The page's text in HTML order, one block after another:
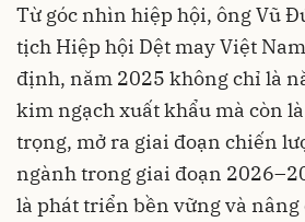
Từ góc nhìn hiệp hội, ông Vũ
tịch Hiệp hội Dệt may Việt
định, năm 2025 không chỉ là
kim ngạch xuất khẩu mà còn
trọng, mở ra giai đoạn chiến
ngành trong giai đoạn
là phát triển bền vững và nâng